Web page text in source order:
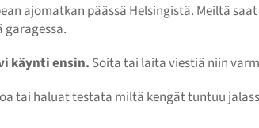
ajomatkan päässä Helsingistä. Meiltä
käynti ensin. Soita tai laita viestiä niin
tai haluat testata miltä kengät tuntuu